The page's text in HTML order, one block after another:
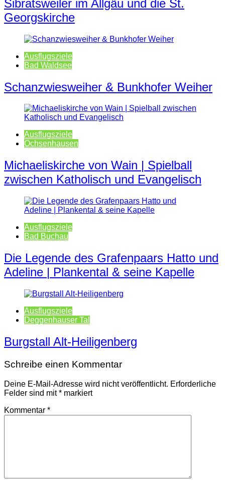
Sibratsweiler im Allgäu und die St.
Georgskirche
Ausflugsziele
Bad Waldsee
Schanzwiesweiher & Bunkhofer Weiher
Ausflugsziele
Ochsenhausen
Michaeliskirche von Wain | Spielball
zwischen Katholisch und Evangelisch
Ausflugsziele
Bad Buchau
Die Legende des Grafenpaars Hatto und
Adeline | Plankental & seine Kapelle
Ausflugsziele
Deggenhauser Tal
Burgstall Alt-Heiligenberg
Schreibe einen Kommentar
Deine E-Mail-Adresse wird nicht veröffentlicht. Erforderliche
Felder sind mit* markiert
Kommentar *